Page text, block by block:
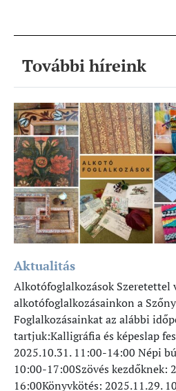
További híreink
Aktualitás
Alkotófoglalkozások Szeretettel
alkotófoglalkozásainkon a
Foglalkozásainkat az alábbi
tartjuk:Kalligráfia és képeslap
2025.10.31. 11:00-14:00 Népi
10:00-17:00Szövés kezdőknek:
16:00Könyvkötés: 2025.11.29.